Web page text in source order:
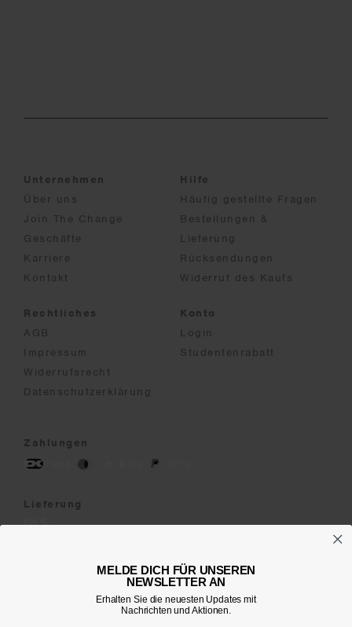
Unternehmen
Über uns
Join The Change
Geschäfte
Karriere
Kontakt
Hilfe
Häufig gestellte Fragen
Bestellungen &
Lieferung
Rücksendungen
Widerruf des Kaufs
Rechtliches
AGB
Impressum
Widerrufsrecht
Datenschutzerklärung
Konto
Login
Studentenrabatt
Zahlungen
Lieferung
/German
MELDE DICH FÜR UNSEREN
NEWSLETTER AN
Erhalten Sie die neuesten Updates mit
Nachrichten und Aktionen.